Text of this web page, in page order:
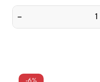
–
-6%